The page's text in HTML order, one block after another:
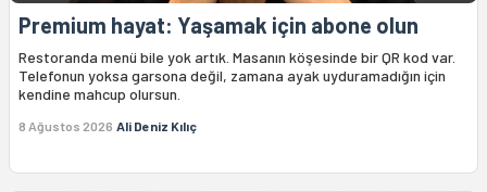
Premium hayat: Yaşamak için abone olun
Restoranda menü bile yok artık. Masanın köşesinde bir QR kod var.
Telefonun yoksa garsona değil, zamana ayak uyduramadığın için
kendine mahcup olursun.
8 Ağustos 2026 Ali Deniz Kılıç